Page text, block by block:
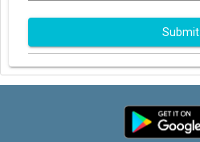
Submit